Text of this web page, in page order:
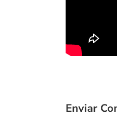
Enviar